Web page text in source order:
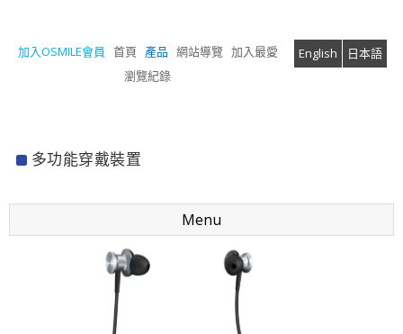
加入OSMILE會員 首頁 產品 網站導覽 English 日本語
加入最愛
瀏覽紀錄
多功能穿戴裝置
Menu